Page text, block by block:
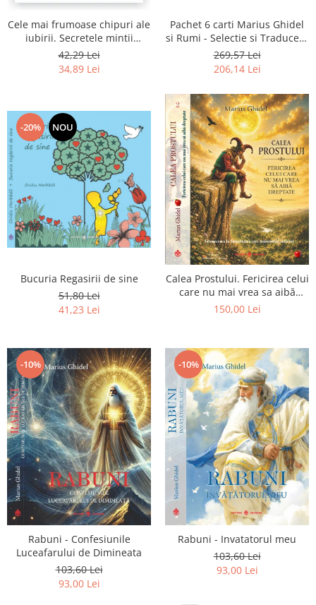
Cele mai frumoase chipuri ale
iubirii. Secretele mintii
omenesti in opera marelui
initiat, Rumi
42,29 Lei
34,89 Lei
Pachet 6 carti Marius Ghidel
si Rumi - Selectie si Traducere
de Marius Ghidel
269,57 Lei
206,14 Lei
-20% NOU
Bucuria Regasirii de sine
51,80 Lei
41,23 Lei
Calea Prostului. Fericirea celui
care nu mai vrea sa aibă
dreptate - Intoarcerea la
150,00 Lei
-10%
Rabuni - Confesiunile
Luceafarului de Dimineata
103,60 Lei
93,00 Lei
-10%
Rabuni - Invatatorul meu
103,60 Lei
93,00 Lei